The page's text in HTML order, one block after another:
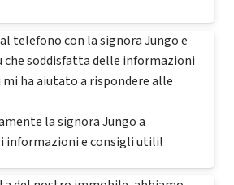
telefono con la signora Jungo e
che soddisfatta delle informazioni
mi ha aiutato a rispondere alle
la signora Jungo a
informazioni e consigli utili!